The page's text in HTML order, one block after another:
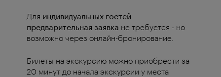
Для индивидуальных гостей
предварительная заявка не требуется - но
возможно через онлайн-бронирование.
Билеты на экскурсию можно приобрести за
20 минут до начала экскурсии у места